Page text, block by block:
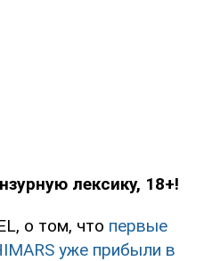
лексику, 18+!
о том, что первые
уже прибыли в